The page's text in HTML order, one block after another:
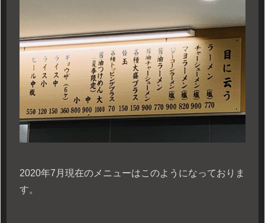
2020年7月現在のメニューはこのようになっておりま
す。